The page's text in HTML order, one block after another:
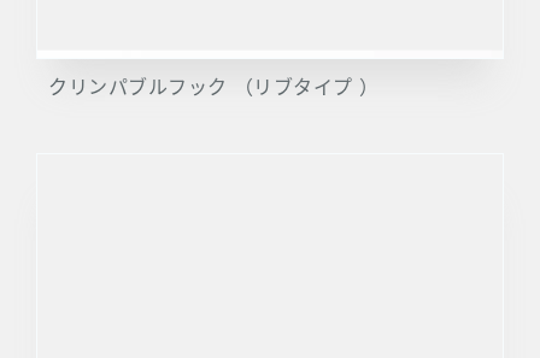
クリンパブルフック （リブタイプ ）